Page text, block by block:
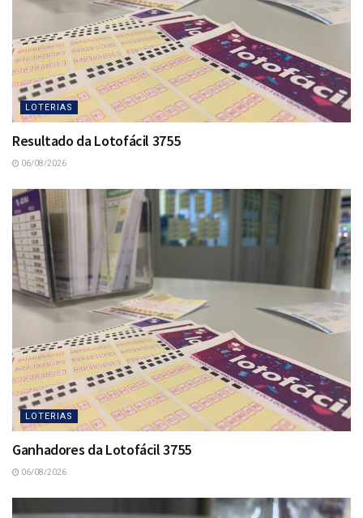
LOTERIAS
Resultado da Lotofácil 3755
06/08/2026
LOTERIAS
Ganhadores da Lotofácil 3755
06/08/2026